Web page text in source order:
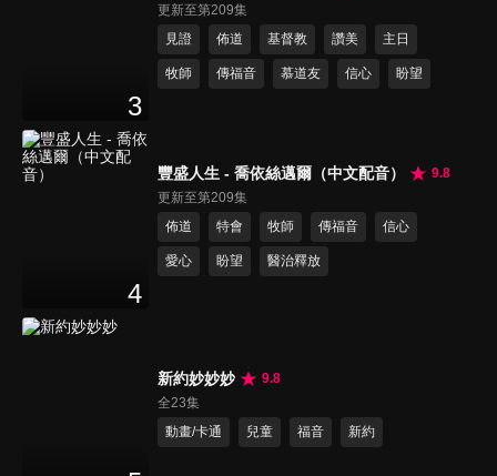
3
更新至第209集
見證
佈道 基督教 讚美 主日
牧師 傳福音 慕道友 信心 盼望
4
豐盛人生 - 喬依絲邁爾（中文配音）
9.8
更新至第209集
佈道
特會 牧師 傳福音 信心
愛心 盼望 醫治釋放
新約妙妙妙
9.8
全23集
動畫/卡通
兒童 福音 新約